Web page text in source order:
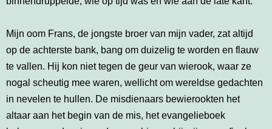
Mijn oom Frans, de jongste broer van mijn vader, zat altijd
op de achterste bank, bang om duizelig te worden en flauw
te vallen. Hij kon niet tegen de geur van wierook, waar ze
nogal scheutig mee waren, wellicht om wereldse gedachten
in nevelen te hullen. De misdienaars bewierookten het
altaar aan het begin van de mis, het evangelieboek